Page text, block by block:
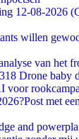
12-08-2026
willen
van het
Drone baby
voor
met
and